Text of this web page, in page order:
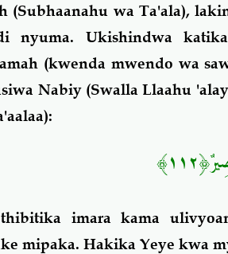
(Subhaanahu wa Ta'ala),
nyuma. Ukishindwa
(kwenda mwendo wa
Nabiy (Swalla Llaahu
imara kama
mipaka. Hakika Yeye kwa